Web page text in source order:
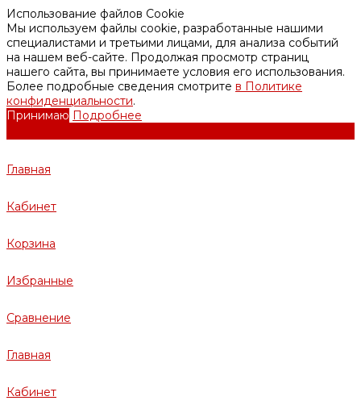
Использование файлов Cookie
Мы используем файлы cookie, разработанные нашими
специалистами и третьими лицами, для анализа событий
на нашем веб-сайте. Продолжая просмотр страниц
нашего сайта, вы принимаете условия его использования.
Более подробные сведения смотрите в Политике
конфиденциальности.
Принимаю Подробнее
Главная
Кабинет
Корзина
Избранные
Сравнение
Главная
Кабинет